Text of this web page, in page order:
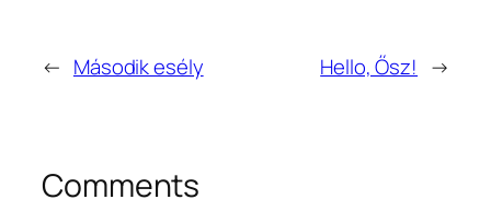
← Második esély Hello, Ősz! →
Comments